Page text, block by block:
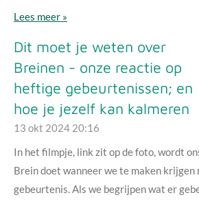
Lees meer »
Dit moet je weten over
Breinen - onze reactie op
heftige gebeurtenissen; en
hoe je jezelf kan kalmeren
13 okt 2024 20:16
In het filmpje, link zit op de foto, wordt
Brein doet wanneer we te maken krijgen
gebeurtenis. Als we begrijpen wat er